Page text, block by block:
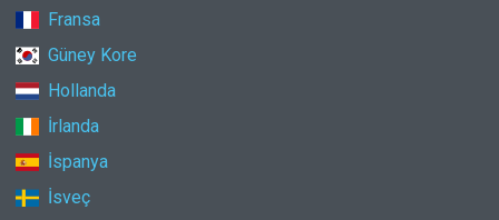
Fransa
Güney Kore
Hollanda
İrlanda
İspanya
İsveç